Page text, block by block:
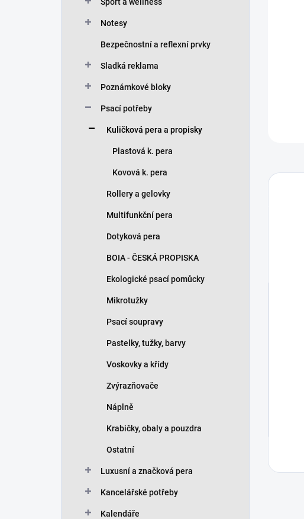
Notesy
Bezpečnostní a reflexní prvky
Sladká reklama
Poznámkové bloky
Psací potřeby
Kuličková pera a propisky
Plastová k. pera
Kovová k. pera
Rollery a gelovky
Multifunkční pera
Dotyková pera
BOIA - ČESKÁ PROPISKA
Ekologické psací pomůcky
Mikrotužky
Psací soupravy
Pastelky, tužky, barvy
Voskovky a křídy
Zvýrazňovače
Náplně
Krabičky, obaly a pouzdra
Ostatní
Luxusní a značková pera
Kancelářské potřeby
Kalendáře